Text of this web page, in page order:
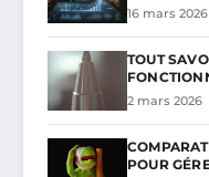
16 mars 2026
TOUT
2 mars 2026
POUR